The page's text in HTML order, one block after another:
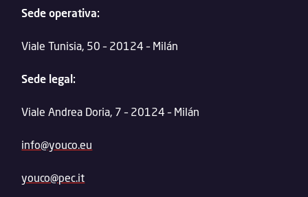
Sede operativa:
Viale Tunisia, 50 – 20124 – Milán
Sede legal:
Viale Andrea Doria, 7 – 20124 – Milán
info@youco.eu
youco@pec.it